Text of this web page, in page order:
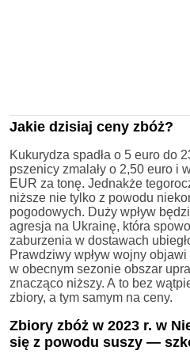
Jakie dzisiaj ceny zbóż?
Kukurydza spadła o 5 euro do
pszenicy zmalały o 2,50 euro i
EUR za tonę. Jednakże
niższe nie tylko z powodu
pogodowych. Duży wpływ
agresja na Ukrainę, która
zaburzenia w dostawach
Prawdziwy wpływ wojny
w obecnym sezonie obszar
znacząco niższy. A to bez
zbiory, a tym samym na ceny.
Zbiory zbóż w 2023 r. w
się z powodu suszy —